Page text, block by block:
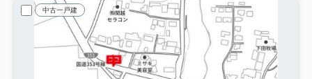
中古一戸建